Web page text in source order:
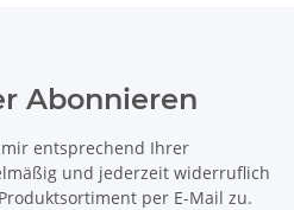
Abonnieren
entsprechend Ihrer
und jederzeit widerruflich
per E-Mail zu.